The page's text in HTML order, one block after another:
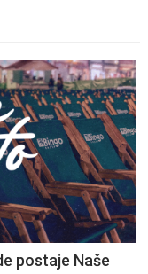
postaje Naše